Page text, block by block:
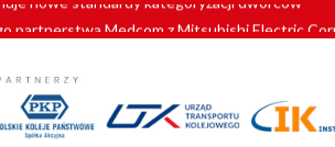
partnerstwa Medcom z Mitsubishi Electric
znów szuka dostawcy nowych EZT
kolejowych w północnej Wielkopolsce.